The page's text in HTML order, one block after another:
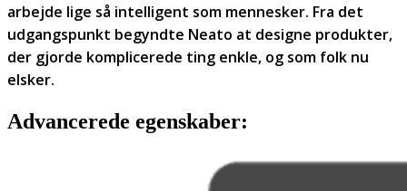
arbejde lige så intelligent som mennesker. Fra det
udgangspunkt begyndte Neato at designe produkter,
der gjorde komplicerede ting enkle, og som folk nu
elsker.
Advancerede egenskaber: